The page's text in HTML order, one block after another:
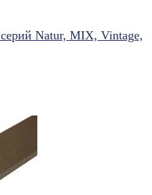
Natur, MIX, Vintage,